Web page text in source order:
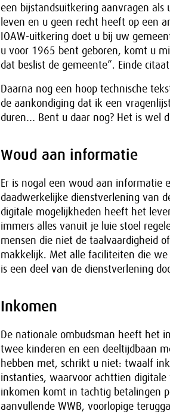
een bijstandsuitkering aanvragen
leven en u geen recht heeft op een
IOAW-uitkering doet u bij uw
u voor 1965 bent geboren, komt u
dat beslist de gemeente”. Einde
Daarna nog een hoop technische
de aankondiging dat ik een
duren… Bent u daar nog? Het is wel
Woud aan informatie
Er is nogal een woud aan informatie
daadwerkelijke dienstverlening van
digitale mogelijkheden heeft het
immers alles vanuit je luie stoel
mensen die niet de taalvaardigheid
makkelijk. Met alle faciliteiten die
is een deel van de dienstverlening
Inkomen
De nationale ombudsman heeft het
twee kinderen en een deeltijdbaan
hebben met, schrikt u niet: twaalf
instanties, waarvoor achttien
inkomen komt in tachtig betalingen
aanvullende WWB, voorlopige